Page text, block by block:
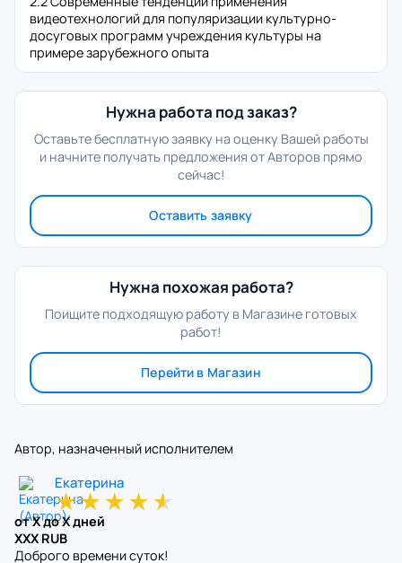
видеотехнологий для популяризации культурно-
досуговых программ учреждения культуры на
примере зарубежного опыта
Нужна работа под заказ?
Оставьте бесплатную заявку на оценку Вашей работы
и начните получать предложения от Авторов прямо
сейчас!
Оставить заявку
Нужна похожая работа?
Поищите подходящую работу в Магазине готовых
работ!
Перейти в Магазин
Автор, назначенный исполнителем
Екатерина
★★★★★
от X до X дней
XXX RUB
Доброго времени суток!